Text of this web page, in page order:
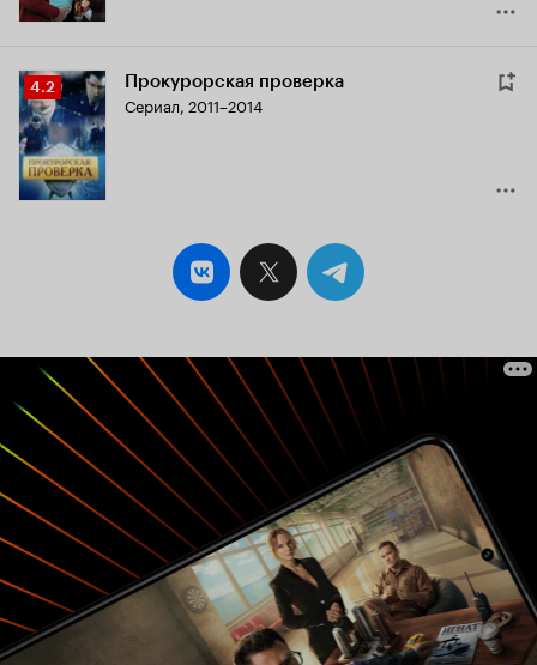
Рейтинг
Кинопоиска
4.2
4.2 Прокурорская проверка
Сериал, 2011–2014